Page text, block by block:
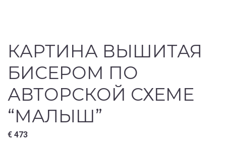
КАРТИНА ВЫШИТАЯ
БИСЕРОМ ПО
АВТОРСКОЙ СХЕМЕ
“МАЛЫШ”
€ 473